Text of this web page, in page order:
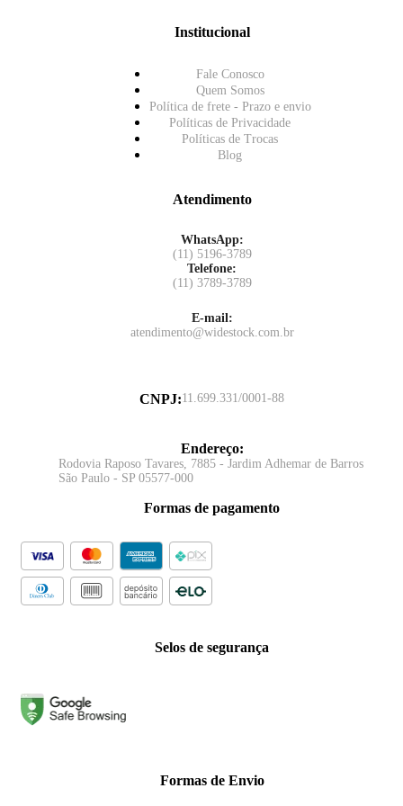
Institucional
Fale Conosco
Quem Somos
Política de frete - Prazo e envio
Políticas de Privacidade
Políticas de Trocas
Blog
Atendimento
WhatsApp:
(11) 5196-3789
Telefone:
(11) 3789-3789
E-mail:
atendimento@widestock.com.br
CNPJ:11.699.331/0001-88
Endereço:
Rodovia Raposo Tavares, 7885 - Jardim Adhemar de Barros
São Paulo - SP 05577-000
Formas de pagamento
Selos de segurança
Formas de Envio